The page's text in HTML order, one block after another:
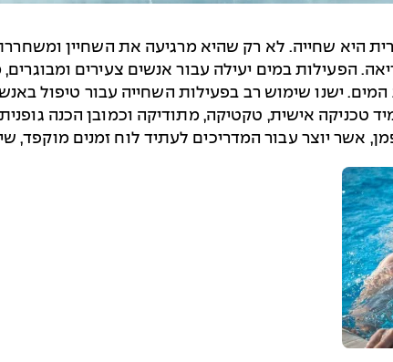
היא שחייה. לא רק שהיא מרגיעה את השחיין
הפעילות במים יעילה עבור אנשים צעירים
ישנו שימוש רב בפעילות השחייה עבור טיפול
טכניקה אישית, טקטיקה, מתודיקה וכמובן הכנה
אשר יוצר עבור המדריכים לעתיד לוח זמנים